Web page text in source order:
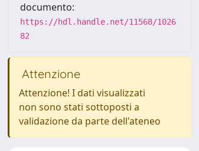
documento:
https://hdl.handle.net/11568/1026
82
Attenzione
Attenzione! I dati visualizzati
non sono stati sottoposti a
validazione da parte dell'ateneo